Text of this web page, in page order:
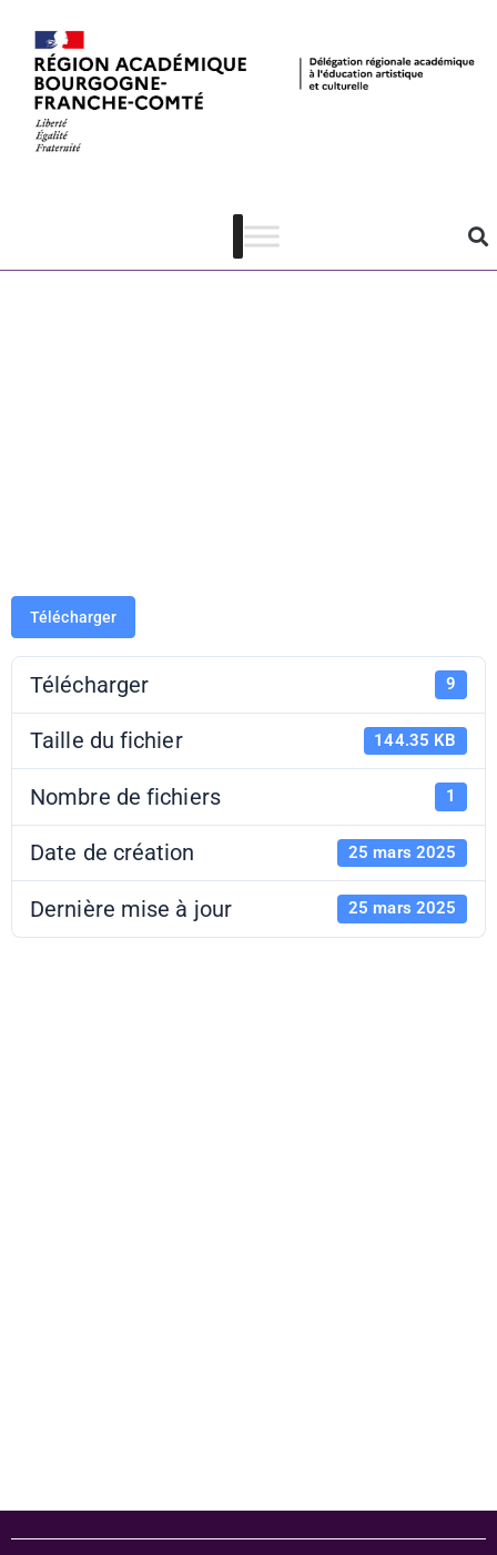
Petites Fugues
Modalités de
Télécharger
Télécharger 9
Taille du fichier 144.35 KB
Nombre de fichiers 1
Date de création 25 mars 2025
Dernière mise à jour 25 mars 2025